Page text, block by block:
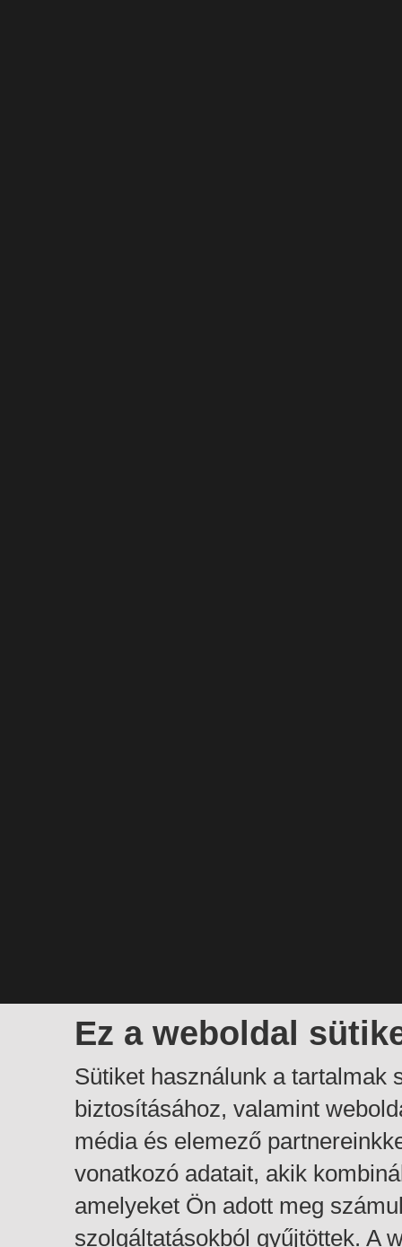
Ez a weboldal
Sütiket használunk a tartalmak
biztosításához, valamint
média és elemező
vonatkozó adatait, akik
amelyeket Ön adott meg
szolgáltatásokból gyűjtöttek. A